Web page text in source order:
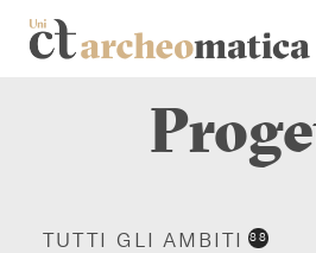
TUTTI GLI AMBITI 88